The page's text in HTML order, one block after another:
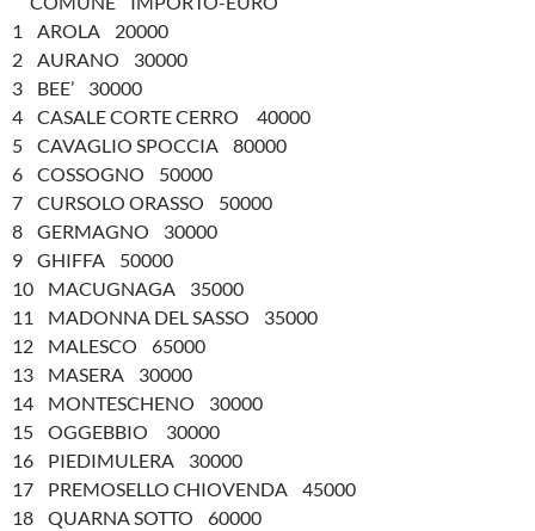
1 AROLA 20000
2 AURANO 30000
3 BEE’ 30000
4 CASALE CORTE CERRO 40000
5 CAVAGLIO SPOCCIA 80000
6 COSSOGNO 50000
7 CURSOLO ORASSO 50000
8 GERMAGNO 30000
9 GHIFFA 50000
10 MACUGNAGA 35000
11 MADONNA DEL SASSO 35000
12 MALESCO 65000
13 MASERA 30000
14 MONTESCHENO 30000
15 OGGEBBIO 30000
16 PIEDIMULERA 30000
17 PREMOSELLO CHIOVENDA 45000
18 QUARNA SOTTO 60000